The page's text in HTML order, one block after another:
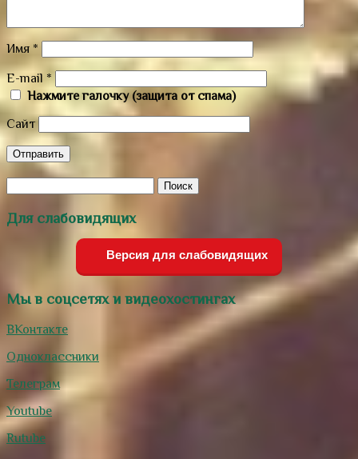
Имя *
E-mail *
Нажмите галочку (защита от спама)
Сайт
Для слабовидящих
Версия для слабовидящих
Мы в соцсетях и видеохостингах
ВКонтакте
Одноклассники
Телеграм
Youtube
Rutube